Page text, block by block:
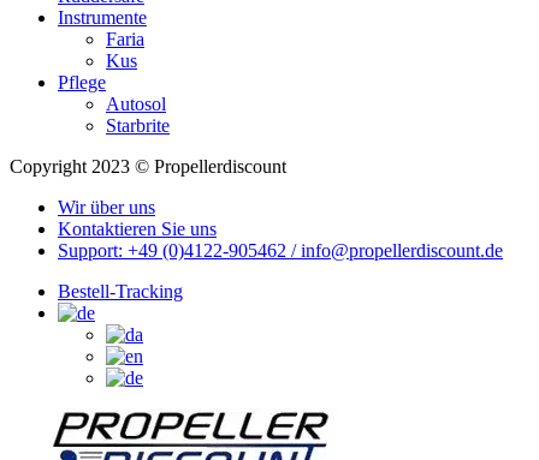
Instrumente
Faria
Kus
Pflege
Autosol
Starbrite
Copyright 2023 © Propellerdiscount
Wir über uns
Kontaktieren Sie uns
Support: +49 (0)4122-905462 / info@propellerdiscount.de
Bestell-Tracking